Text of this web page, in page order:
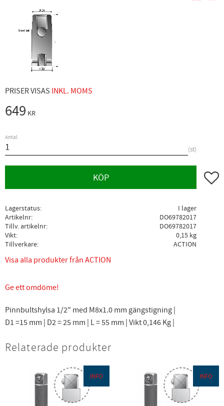
PRISER VISAS INKL. MOMS
649 KR
Antal
st
KÖP Lägg
Lagerstatus
I lager
Artikelnr
DO69782017
Tillv. artikelnr
DO69782017
Vikt
0,15 kg
Tillverkare
ACTION
Visa alla produkter från ACTION
Ge ett omdöme!
Pinnbultshylsa 1/2" med M8x1.0 mm gängstigning |
D1 =15 mm | D2 = 25 mm | L = 55 mm | Vikt 0,146 Kg |
Relaterade produkter
INFO INFO